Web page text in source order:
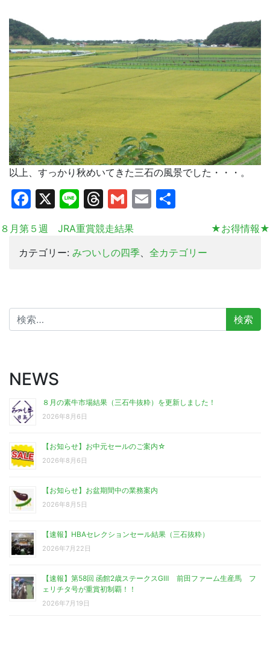
以上、すっかり秋めいてきた三石の風景でした・・・。
Facebook
X LineThreads
Gmail
Email
８月第５週 JRA重賞競走結果
★お得情報★
カテゴリー: みついしの四季 全カテゴリー
検
索:
NEWS
８月の素牛市場結果（三石牛抜粋）を更新しました！
2026年8月6日
【お知らせ】お中元セールのご案内☆
2026年8月6日
【お知らせ】お盆期間中の業務案内
2026年8月5日
【速報】HBAセレクションセール結果（三石抜粋）
2026年7月22日
【速報】第58回 函館2歳ステークスGⅢ 前田ファーム生産馬 フ
ェリチタ号が重賞初制覇！！
2026年7月19日